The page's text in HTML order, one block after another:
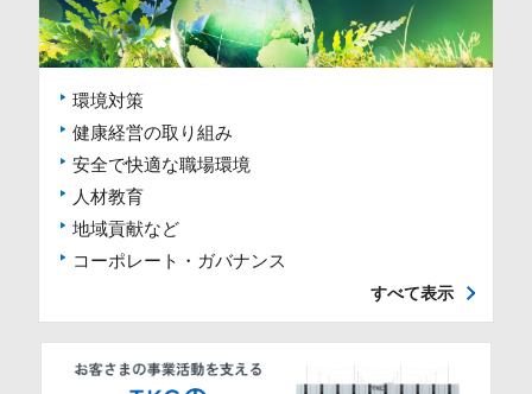
環境対策
健康経営の取り組み
安全で快適な職場環境
人材教育
地域貢献など
コーポレート・ガバナンス
すべて表示